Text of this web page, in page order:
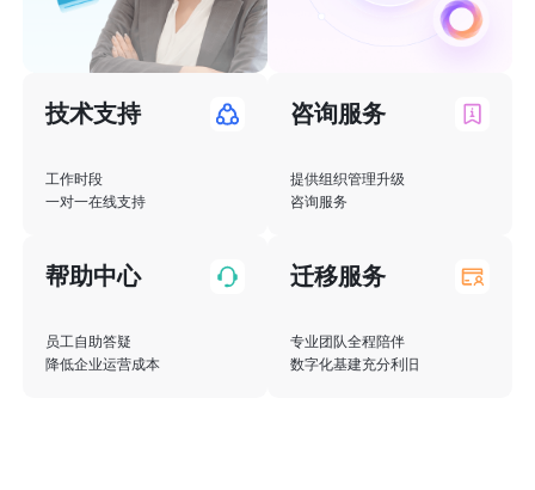
技术支持
工作时段
一对一在线支持
咨询服务
提供组织管理升级
咨询服务
帮助中心
员工自助答疑
降低企业运营成本
迁移服务
专业团队全程陪伴
数字化基建充分利旧